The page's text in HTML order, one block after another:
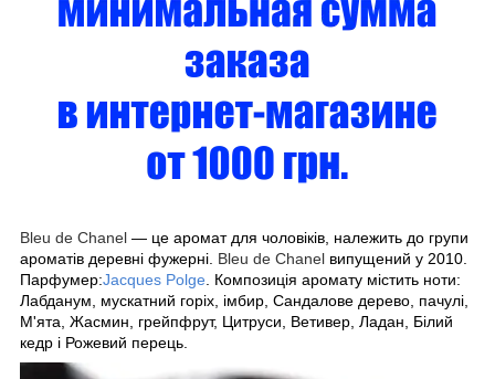
Bleu de Chanel — це аромат для чоловіків, належить до групи
ароматів деревні фужерні. Bleu de Chanel випущений у 2010.
Парфумер:Jacques Polge . Композиція аромату містить ноти:
Лабданум, мускатний горіх, імбир, Сандалове дерево, пачулі,
М'ята, Жасмин, грейпфрут, Цитруси, Ветивер, Ладан, Білий
кедр і Рожевий перець.